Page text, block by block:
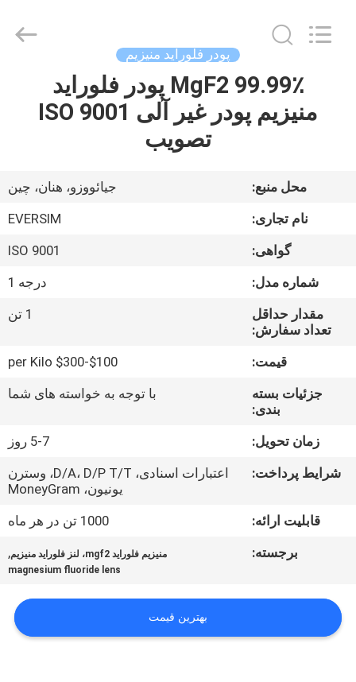
کارخانه
کنترل
تماس
اخبار
Imp.&Exp.Co.,Ltd.
پودر فلوراید منیزیم
99.99٪ MgF2 پودر فلوراید
منیزیم پودر غیر آلی ISO 9001
تصویب
محل منبع:
جیائووزو، هنان، چین
نام تجاری:
EVERSIM
گواهی:
ISO 9001
شماره مدل:
درجه 1
مقدار حداقل
تعداد سفارش:
1 تن
قیمت:
$100-$300 per Kilo
جزئیات بسته
بندی:
با توجه به خواسته های شما
زمان تحویل:
5-7 روز
شرایط پرداخت:
اعتبارات اسنادی، D/A، D/P T/T، وسترن
یونیون، MoneyGram
قابلیت ارائه:
1000 تن در هر ماه
برجسته:
منیزیم فلوراید mgf2، لنز فلوراید منیزیم ,
magnesium fluoride lens
بهترین قیمت